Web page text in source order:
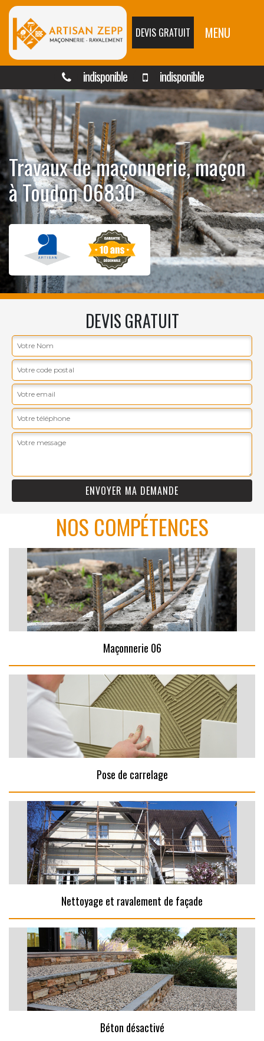
DEVIS GRATUIT MENU
indisponible indisponible
Travaux de maçonnerie, maçon
à Toudon 06830
DEVIS GRATUIT
NOS COMPÉTENCES
Maçonnerie 06
Pose de carrelage
Nettoyage et ravalement de façade
Béton désactivé